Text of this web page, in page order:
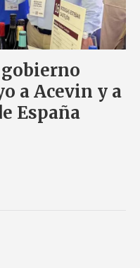
a Acevin y a
España